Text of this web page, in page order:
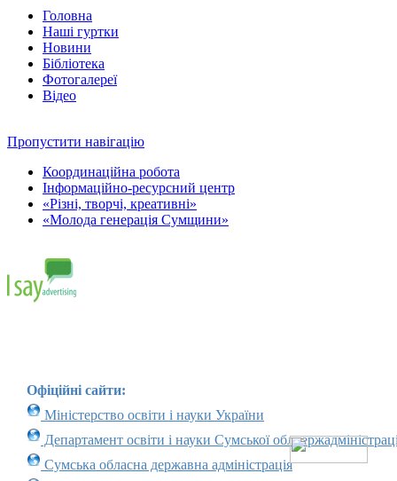
Головна
Наші гуртки
Новини
Бібліотека
Фотогалереї
Відео
Пропустити навігацію
Координаційна робота
Інформаційно-ресурсний центр
«Різні, творчі, креативні»
«Молода генерація Сумщини»
Офіційні сайти:
Міністерство освіти і науки України
Департамент освіти і науки Сумської
Сумська обласна державна адміністрація